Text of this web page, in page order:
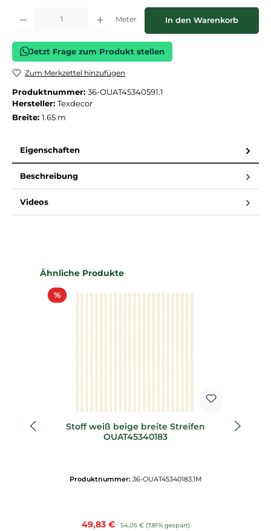
Produkt Anzahl: Gib den gewünschten Wert ein oder benutze die
Meter In den Warenkorb
Jetzt Frage zum Produkt stellen
Zum Merkzettel hinzufügen
Produktnummer: 36-OUAT45340591.1
Hersteller: Texdecor
Breite: 1.65 m
Eigenschaften
Beschreibung
Videos
Produktgalerie überspringen
Ähnliche Produkte
%Rabatt
Stoff weiß beige breite Streifen
OUAT45340183
Produktnummer: 36-OUAT45340183.1M
Verkaufspreis:
49,83 € Regulärer Preis:
54,05 € (7.81% gespart)